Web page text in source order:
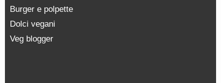
Burger e polpette
Dolci vegani
Veg blogger